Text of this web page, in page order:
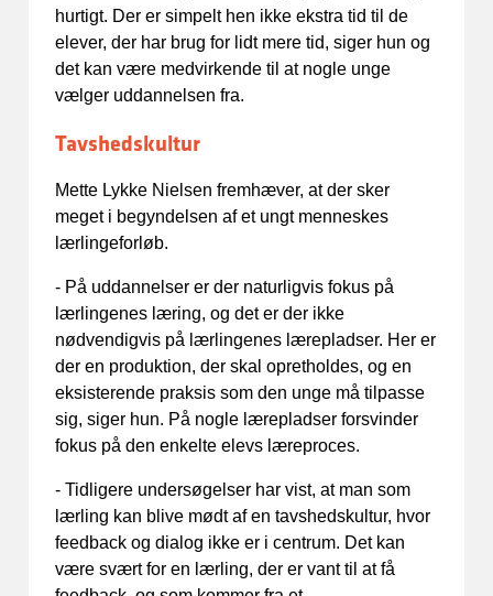
hurtigt. Der er simpelt hen ikke ekstra tid til de
elever, der har brug for lidt mere tid, siger hun og
det kan være medvirkende til at nogle unge
vælger uddannelsen fra.
Tavshedskultur
Mette Lykke Nielsen fremhæver, at der sker
meget i begyndelsen af et ungt menneskes
lærlingeforløb.
- På uddannelser er der naturligvis fokus på
lærlingenes læring, og det er der ikke
nødvendigvis på lærlingenes lærepladser. Her er
der en produktion, der skal opretholdes, og en
eksisterende praksis som den unge må tilpasse
sig, siger hun. På nogle lærepladser forsvinder
fokus på den enkelte elevs læreproces.
- Tidligere undersøgelser har vist, at man som
lærling kan blive mødt af en tavshedskultur, hvor
feedback og dialog ikke er i centrum. Det kan
være svært for en lærling, der er vant til at få